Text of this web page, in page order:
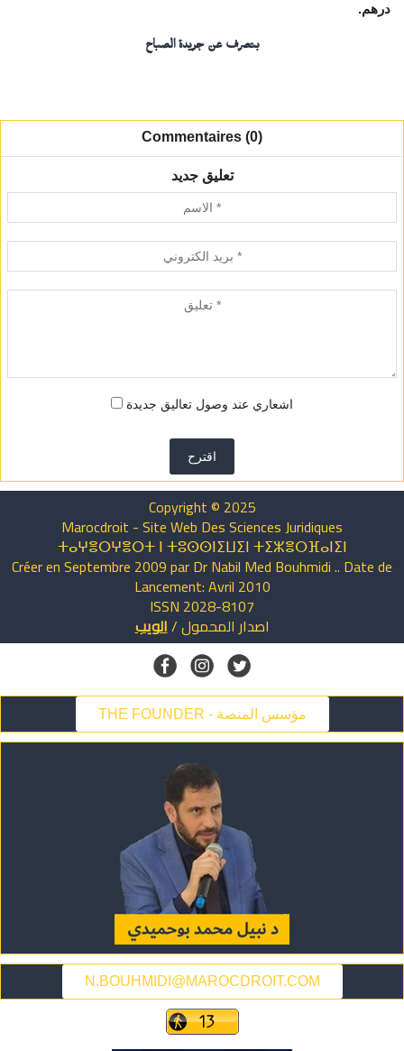
درهم.
بتصرف عن جريدة الصباح
Commentaires (0)
تعليق جديد
اشعاري عند وصول تعاليق جديدة
اقترح
Copyright © 2025
Marocdroit - Site Web Des Sciences Juridiques
ⵜⴰⵖⴻⵔⵖⴻⵔⵜ ⵏ ⵜⵓⵙⵙⵏⵉⵡⵉⵏ ⵜⵉⵣⴻⵔⴼⴰⵏⵉⵏ
Créer en Septembre 2009 par Dr Nabil Med Bouhmidi .. Date de
Lancement: Avril 2010
ISSN 2028-8107
اصدار المحمول/الويب
THE FOUNDER - مؤسس المنصة
N.BOUHMIDI@MAROCDROIT.COM